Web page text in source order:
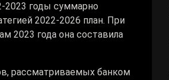
2023 годы суммарно
2022-2026 план. При
2023 года она составила
рассматриваемых банком